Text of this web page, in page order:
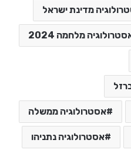
מדינת ישראל
מלחמה 2024
אסטרולוגיה ממשלה
אסטרולוגיה נתניהו